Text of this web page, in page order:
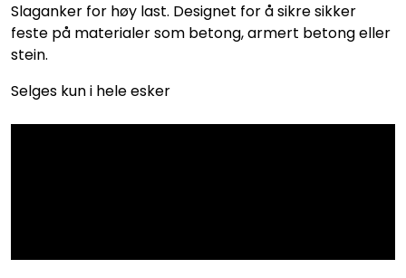
Slaganker for høy last. Designet for å sikre sikker
feste på materialer som betong, armert betong eller
stein.
Selges kun i hele esker